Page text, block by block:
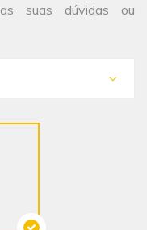
suas dúvidas ou